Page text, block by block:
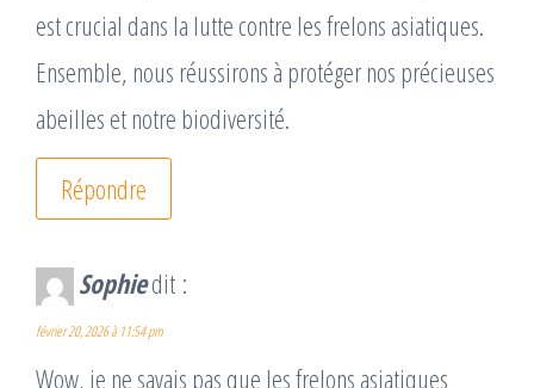
est crucial dans la lutte contre les frelons asiatiques.
Ensemble, nous réussirons à protéger nos précieuses
abeilles et notre biodiversité.
Répondre
Sophiedit :
février 20, 2026 à 11:54 pm
Wow, je ne savais pas que les frelons asiatiques